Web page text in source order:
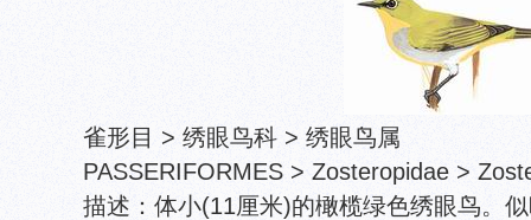
雀形目 > 绣眼鸟科 > 绣眼鸟属
PASSERIFORMES > Zosteropidae >
描述：体小(11厘米)的橄榄绿色绣眼鸟。